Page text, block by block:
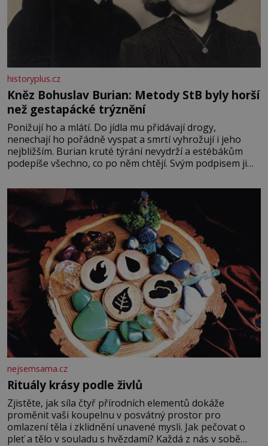
historyplus.cz
Kněz Bohuslav Burian: Metody StB byly horší
než gestapácké trýznění
Ponižují ho a mlátí. Do jídla mu přidávají drogy,
nenechají ho pořádně vyspat a smrtí vyhrožují i jeho
nejbližším. Burian kruté týrání nevydrží a estébákům
podepíše všechno, co po něm chtějí. Svým podpisem jim
fyzický ani psychický nátlak. Syn brněnského řezníka
chce být knězem a
nejsemsama.cz
Rituály krásy podle živlů
Zjistěte, jak síla čtyř přírodních elementů dokáže
proměnit vaši koupelnu v posvátný prostor pro
omlazení těla i zklidnění unavené mysli. Jak pečovat o
pleť a tělo v souladu s hvězdami? Každá z nás v sobě